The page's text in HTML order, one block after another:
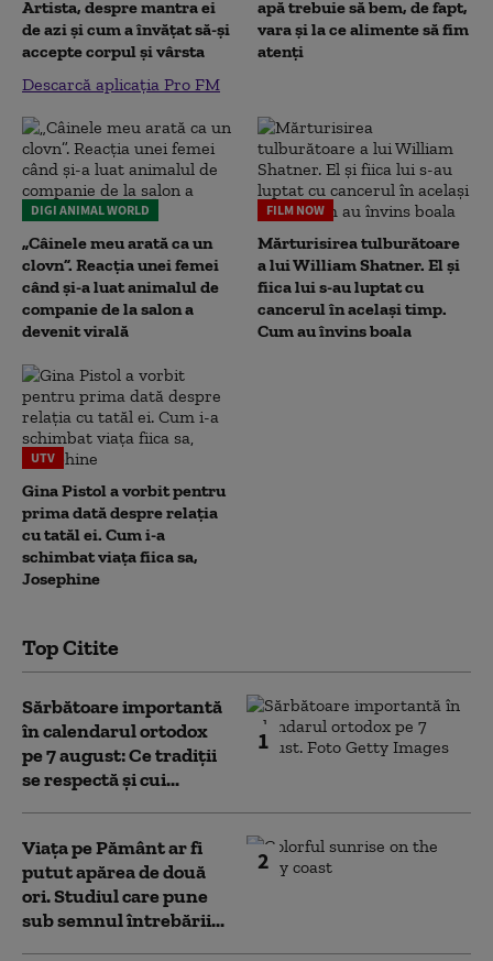
Artista, despre mantra ei
de azi și cum a învățat să-și
accepte corpul și vârsta
Descarcă aplicația Pro FM
apă trebuie să bem, de fapt,
vara și la ce alimente să fim
atenți
DIGI ANIMAL WORLD
„Câinele meu arată ca un
clovn”. Reacția unei femei
când și-a luat animalul de
companie de la salon a
devenit virală
FILM NOW
Mărturisirea tulburătoare
a lui William Shatner. El și
fiica lui s-au luptat cu
cancerul în același timp.
Cum au învins boala
UTV
Gina Pistol a vorbit pentru
prima dată despre relația
cu tatăl ei. Cum i-a
schimbat viața fiica sa,
Josephine
Top Citite
1
Sărbătoare importantă
în calendarul ortodox
pe 7 august: Ce tradiții
se respectă și cui...
2
Viața pe Pământ ar fi
putut apărea de două
ori. Studiul care pune
sub semnul întrebării...